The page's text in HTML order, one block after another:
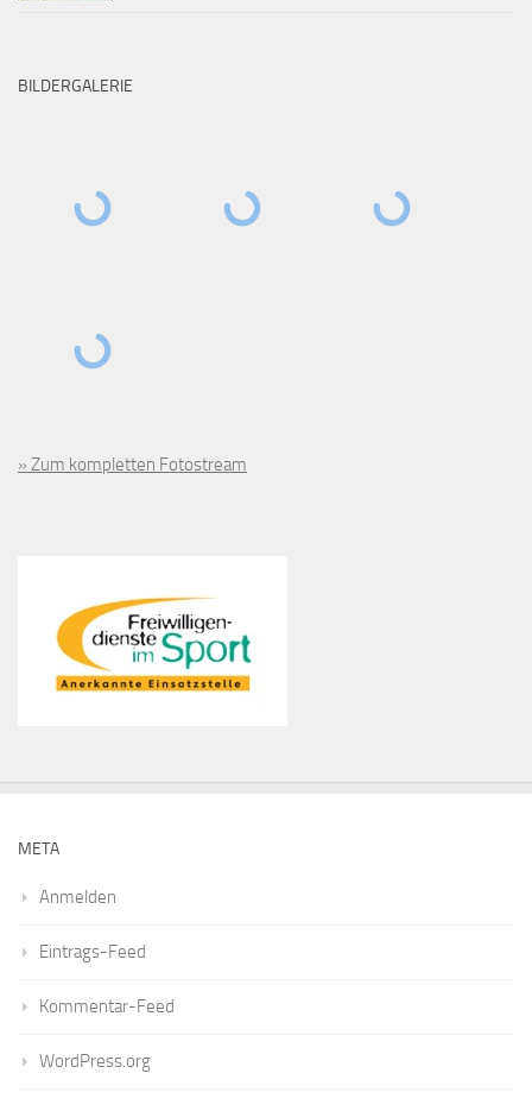
BILDERGALERIE
» Zum kompletten Fotostream
META
Anmelden
Eintrags-Feed
Kommentar-Feed
WordPress.org